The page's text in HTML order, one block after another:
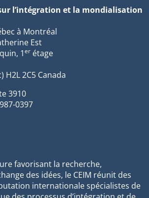
l’intégration et la mondialisation
à Montréal
Est
1er étage
H2L 2C5 Canada
3910
0397
favorisant la recherche,
des idées, le CEIM réunit des
internationale spécialistes de